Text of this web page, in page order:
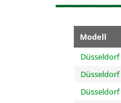
Modell
Düsseldorf
Düsseldorf
Düsseldorf